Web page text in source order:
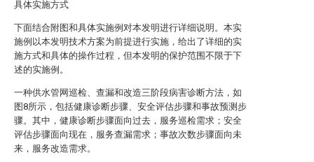
具体实施方式
下面结合附图和具体实施例对本发明进行详细说明。本实
施例以本发明技术方案为前提进行实施，给出了详细的实
施方式和具体的操作过程，但本发明的保护范围不限于下
述的实施例。
一种供水管网巡检、查漏和改造三阶段病害诊断方法，如
图8所示，包括健康诊断步骤、安全评估步骤和事故预测步
骤。其中，健康诊断步骤面向过去，服务巡检需求；安全
评估步骤面向现在，服务查漏需求；事故次数步骤面向未
来，服务改造需求。